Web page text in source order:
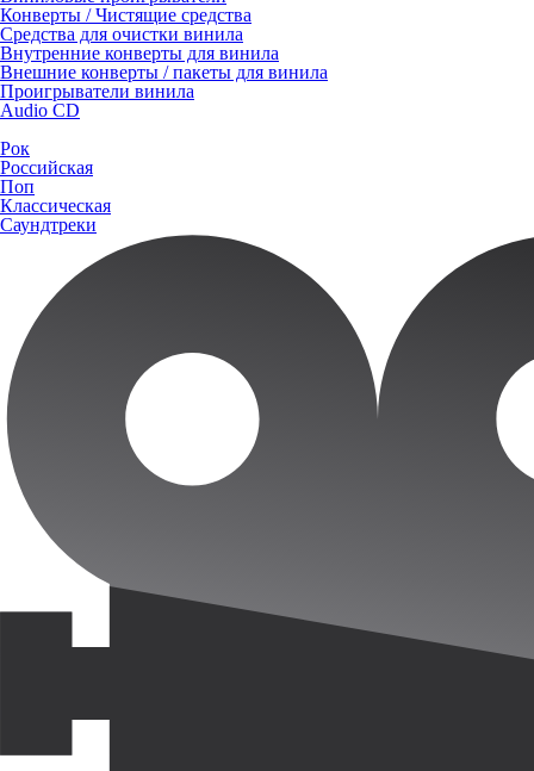
Конверты / Чистящие средства
Средства для очистки винила
Внутренние конверты для винила
Внешние конверты / пакеты для винила
Проигрыватели винила
Audio CD
Рок
Российская
Поп
Классическая
Саундтреки